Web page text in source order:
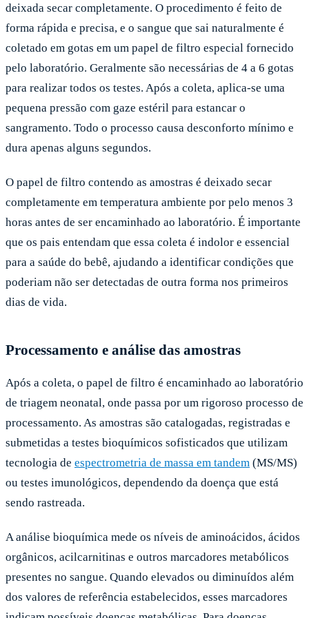
deixada secar completamente. O procedimento é feito de
forma rápida e precisa, e o sangue que sai naturalmente é
coletado em gotas em um papel de filtro especial fornecido
pelo laboratório. Geralmente são necessárias de 4 a 6 gotas
para realizar todos os testes. Após a coleta, aplica-se uma
pequena pressão com gaze estéril para estancar o
sangramento. Todo o processo causa desconforto mínimo e
dura apenas alguns segundos.
O papel de filtro contendo as amostras é deixado secar
completamente em temperatura ambiente por pelo menos 3
horas antes de ser encaminhado ao laboratório. É importante
que os pais entendam que essa coleta é indolor e essencial
para a saúde do bebê, ajudando a identificar condições que
poderiam não ser detectadas de outra forma nos primeiros
dias de vida.
Processamento e análise das amostras
Após a coleta, o papel de filtro é encaminhado ao laboratório
de triagem neonatal, onde passa por um rigoroso processo de
processamento. As amostras são catalogadas, registradas e
submetidas a testes bioquímicos sofisticados que utilizam
tecnologia de espectrometria de massa em tandem (MS/MS)
ou testes imunológicos, dependendo da doença que está
sendo rastreada.
A análise bioquímica mede os níveis de aminoácidos, ácidos
orgânicos, acilcarnitinas e outros marcadores metabólicos
presentes no sangue. Quando elevados ou diminuídos além
dos valores de referência estabelecidos, esses marcadores